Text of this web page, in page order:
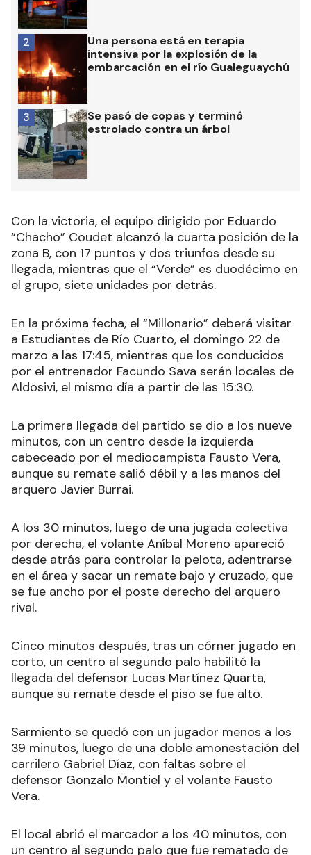
Una persona está en terapia
intensiva por la explosión de la
embarcación en el río Gualeguaychú
2
Se pasó de copas y terminó
estrolado contra un árbol
3
Con la victoria, el equipo dirigido por Eduardo
“Chacho” Coudet alcanzó la cuarta posición de la
zona B, con 17 puntos y dos triunfos desde su
llegada, mientras que el “Verde” es duodécimo en
el grupo, siete unidades por detrás.
En la próxima fecha, el “Millonario” deberá visitar
a Estudiantes de Río Cuarto, el domingo 22 de
marzo a las 17:45, mientras que los conducidos
por el entrenador Facundo Sava serán locales de
Aldosivi, el mismo día a partir de las 15:30.
La primera llegada del partido se dio a los nueve
minutos, con un centro desde la izquierda
cabeceado por el mediocampista Fausto Vera,
aunque su remate salió débil y a las manos del
arquero Javier Burrai.
A los 30 minutos, luego de una jugada colectiva
por derecha, el volante Aníbal Moreno apareció
desde atrás para controlar la pelota, adentrarse
en el área y sacar un remate bajo y cruzado, que
se fue ancho por el poste derecho del arquero
rival.
Cinco minutos después, tras un córner jugado en
corto, un centro al segundo palo habilitó la
llegada del defensor Lucas Martínez Quarta,
aunque su remate desde el piso se fue alto.
Sarmiento se quedó con un jugador menos a los
39 minutos, luego de una doble amonestación del
carrilero Gabriel Díaz, con faltas sobre el
defensor Gonzalo Montiel y el volante Fausto
Vera.
El local abrió el marcador a los 40 minutos, con
un centro al segundo palo que fue rematado de